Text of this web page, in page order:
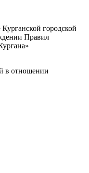
городской
Правил
в отношении